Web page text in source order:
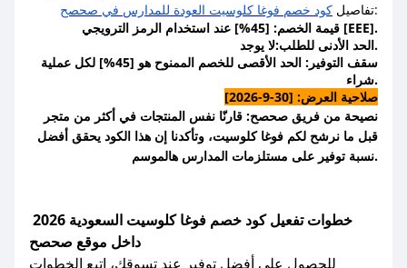
تفاصيل كود خصم فوغا كلوسيت العودة للمدارس في صحصح
:
قيمة الخصم: [45%] عند استخدام الرمز الترويجي [EEE].
الحد الأدنى للطلب:لا يوجد.
سقف التوفير: الحد الأقصى للخصم الممنوح هو [45%] لكل عملية
شراء.
صلاحية العرض: [30-9-2026]
نصيحة من فريق صحصح: قارنّا نفس المنتجات في أكثر من متجر
قبل ما نرشح لكم فوغا كلوسيت، وتأكدنا إن هذا الكود يحقق أفضل
نسبة توفير على مستلزمات المدارس هالموسم.
خطوات
داخل موقع صحصح
للحصول على أفضل توفير عند تسوقك، اتبع الخطوات